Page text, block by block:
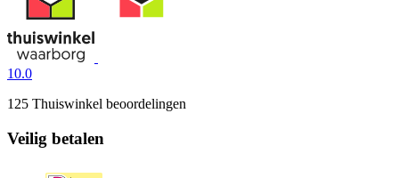
10.0
125 Thuiswinkel beoordelingen
Veilig betalen